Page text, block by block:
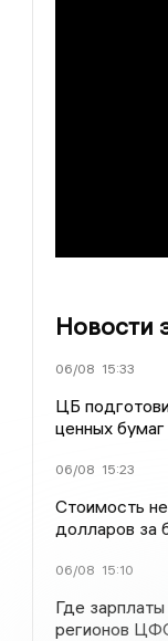
Новости
06/08 15:33
ЦБ
ценных бумаг
06/08 15:23
Стоимость
долларов за
06/08 15:10
Где
регионов